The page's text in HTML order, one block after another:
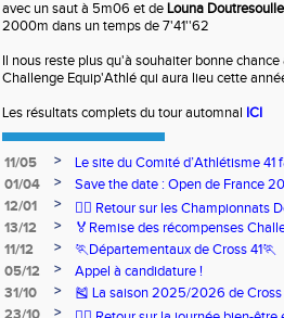
avec un saut à 5m06 et de Louna
2000m dans un temps de 7'41''62
Il nous reste plus qu'à souhaiter bonne
Challenge Equip'Athlé qui aura lieu cette
Les résultats complets du tour automnal ICI
11/05 >
Le site du Comité d’Athlétisme 41
01/04
>
Save the date : Open de France
12/01
>
🏃‍♂️ Retour sur les Championnats
13/12
>
🏅Remise des récompenses
11/12
>
🏃Départementaux de Cross 41🏃
05/12
>
Appel à candidature !
31/10
>
🎽 La saison 2025/2026 de
>